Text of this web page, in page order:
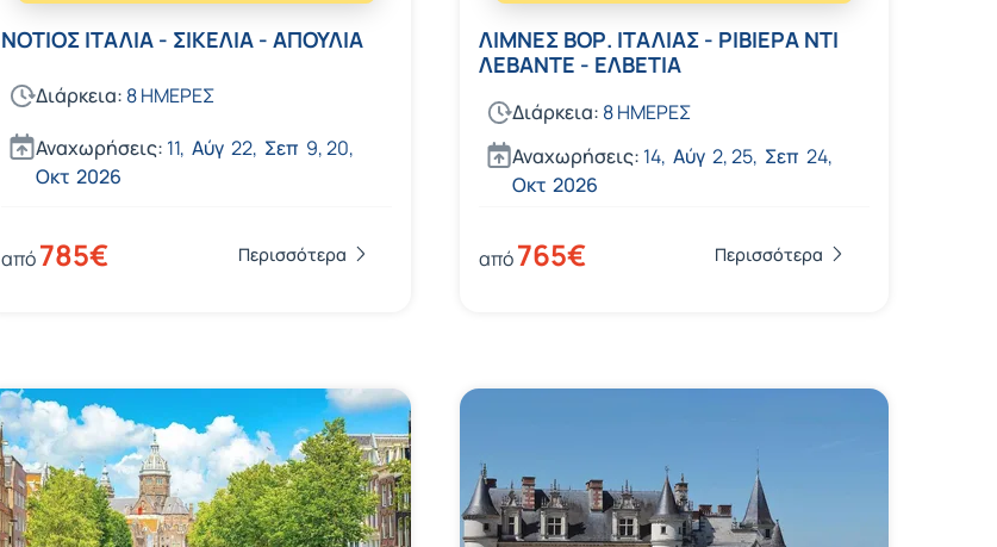
ΝΟΤΙΟΣ ΙΤΑΛΙΑ - ΣΙΚΕΛΙΑ - ΑΠΟΥΛΙΑ
Διάρκεια: 8 ΗΜΕΡΕΣ
Αναχωρήσεις: 11, Αύγ 22, Σεπ 9,20,
Οκτ 2026
από785€ Περισσότερα
ΛΙΜNΕΣ ΒΟΡ. ΙΤΑΛΙΑΣ - ΡΙΒΙΕΡΑ ΝΤΙ
ΛΕΒΑΝΤΕ - ΕΛΒΕΤΙΑ
Διάρκεια: 8 ΗΜΕΡΕΣ
Αναχωρήσεις: 14, Αύγ 2,25, Σεπ 24,
Οκτ 2026
από765€ Περισσότερα